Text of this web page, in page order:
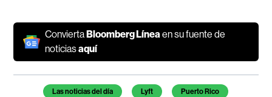
ConviertaBloomberg Líneaen su fuente de
noticiasaquí
Temas de este artículo
Las noticias del día Lyft Puerto Rico